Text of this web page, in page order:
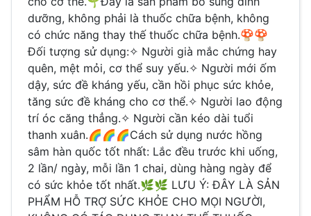
dưỡng, không phải là thuốc chữa bệnh, không
có chức năng thay thế thuốc chữa bệnh.🍄🍄
Đối tượng sử dụng:✧ Người già mắc chứng hay
quên, mệt mỏi, cơ thể suy yếu.✧ Người mới ốm
dậy, sức đề kháng yếu, cần hồi phục sức khỏe,
tăng sức đề kháng cho cơ thể.✧ Người lao động
trí óc căng thẳng.✧ Người cần kéo dài tuổi
thanh xuân.🌈🌈🌈Cách sử dụng nước hồng
sâm hàn quốc tốt nhất: Lắc đều trước khi uống,
2 lần/ ngày, mỗi lần 1 chai, dùng hàng ngày để
có sức khỏe tốt nhất.🌿🌿 LƯU Ý: ĐÂY LÀ SẢN
PHẨM HỖ TRỢ SỨC KHỎE CHO MỌI NGƯỜI,